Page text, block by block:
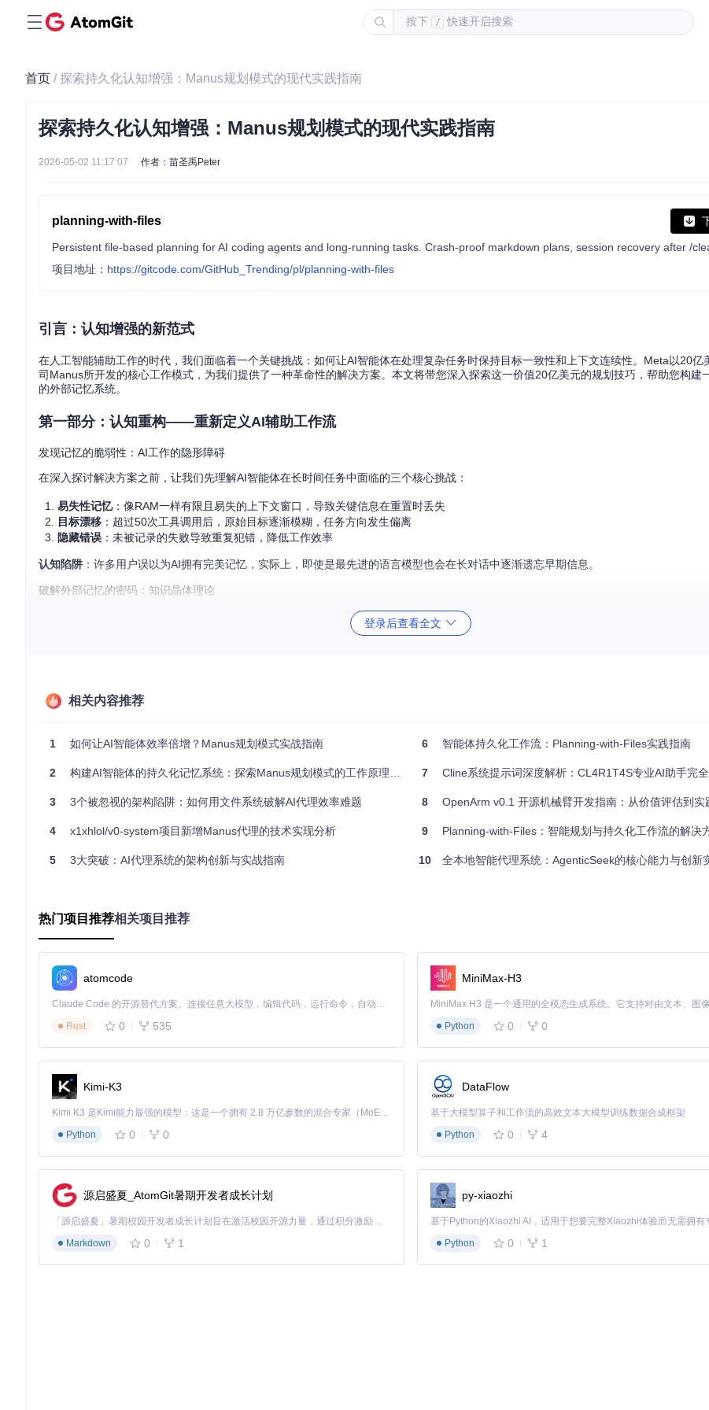
按下 / 快速开启搜索
首页 / 探索持久化认知增强：Manus规划模式的现代实践指南
探索持久化认知增强：Manus规划模式的现代实践指南
2026-05-02 11:17:07 作者：苗圣禹Peter
planning-with-files
项目地址： https://gitcode.com/GitHub_Trending/pl/planning-with-files
引言：认知增强的新范式
在人工智能辅助工作的时代，我们面临着一个关键挑战：如何让AI智能体在处理复杂任务时保持目标一致性和上下文连续性。Meta以20亿
司Manus所开发的核心工作模式，为我们提供了一种革命性的解决方案。本文将带您深入探索这一价值20亿美元的规划技巧，帮助您构建
的外部记忆系统。
第一部分：认知重构——重新定义AI辅助工作流
发现记忆的脆弱性：AI工作的隐形障碍
在深入探讨解决方案之前，让我们先理解AI智能体在长时间任务中面临的三个核心挑战：
易失性记忆：像RAM一样有限且易失的上下文窗口，导致关键信息在重置时丢失
目标漂移 ：超过50次工具调用后，原始目标逐渐模糊，任务方向发生偏离
隐藏错误 ：未被记录的失败导致重复犯错，降低工作效率
认知陷阱 ：许多用户误以为AI拥有完美记忆，实际上，即使是最先进的语言模型也会在长对话中逐渐遗忘早期信息。
破解外部记忆的密码：知识晶体理论
知识晶体理论是Manus规划模式的核心基础。这一理论将信息固化的过程类比为自然界中晶体的形成——分散的原子（信息碎片）通过特定
可追溯性：完整记录思考过程，便于回溯和复盘
第二部分：系统搭建——构建你的外部记忆体系
锻造知识晶体：创建核心文件系统
当你开始一个新的复杂任务时，首先需要构建你的外部记忆系统。这可以通过运行项目提供的初始化脚本来快速实现：
# 手动复制模板创建核心文件
cp
cp
这三个文件共同构成了你的知识晶体系统：
task_plan.md
：你的任务路线图，记录整体目标和阶段划分
findings.md：你的知识库，存储所有重要发现和决策
问题场景 ：当你接到一个需要多步骤完成的复杂任务时，如何确保不遗漏关键细节？
解决方案：立即创建上述三个核心文件，并在task_plan.md中明确记录任务目标和预期成果。
设计思维框架：四阶段任务分解法
有效的任务规划始于合理的结构设计。将复杂任务分解为四个逻辑阶段，每个阶段包含2-3个实操模块，形成清晰的工作路径：
认知探索阶段
登录后查看全文
相关内容推荐
1 如何让AI智能体效率倍增？Manus规划模式实战指南
2 构建AI智能体的持久化记忆系统：探索Manus规划模式的工作原理与实践指南
3 3个被忽视的架构陷阱：如何用文件系统破解AI代理效率难题
4 x1xhlol/v0-system项目新增Manus代理的技术实现分析
5 3大突破：AI代理系统的架构创新与实战指南
6 智能体持久化工作流：Planning-with-Files实践指南
7 Cline系统提示词深度解析：CL4R1T4S专业AI助手完
8 OpenArm v0.1 开源机械臂开发指南：从价值评估到实
9 Planning-with-Files：智能规划与持久化工作流的解决
10 全本地智能代理系统：AgenticSeek的核心能力与创新
热门项目推荐相关项目推荐
atomcode
Claude Code 的开源替代方案。连接任意大模型，编辑代码，运行命令，自动验证 — 全自动执行。用 Rust 构建，极致性能。 ｜ An open-source alternative to Claude Code. Connect any LLM, edit code, run commands, and verify changes — autonomously. Built in Rust for speed. Get Started
Rust
0 535
MiniMax-H3
Python
0 0
Kimi-K3
Kimi K3 是Kimi能力最强的模型：这是一个拥有 2.8 万亿参数的混合专家（MoE）模型，具备原生视觉理解能力，并支持 100 万 token 的上下文窗口。
Python
0 0
DataFlow
基于大模型算子和工作流的高效文本大模型训练数据合成框架
Python
0 4
源启盛夏_AtomGit暑期开发者成长计划
「源启盛夏」暑期校园开发者成长计划旨在激活校园开源力量，通过积分激励、认证扶持、资源倾斜等形式，引导高校组织和开发者完成「入驻 — 建项目 — 做贡献 — 获认证 — 得资源」的完整闭环。无论你是想带领社团入驻平台的组织者，还是希望用代码贡献证明自己的开发者，都能在这里找到属于你的成长路径。
Markdown
0 1
py-xiaozhi
Python
0 1